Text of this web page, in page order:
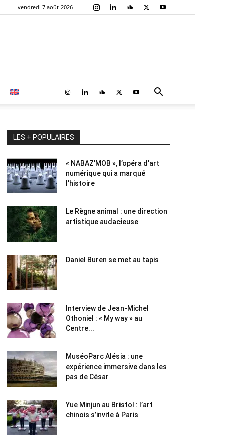
vendredi 7 août 2026
LES + POPULAIRES
« NABAZ’MOB », l’opéra d’art
numérique qui a marqué
l’histoire
Le Règne animal : une direction
artistique audacieuse
Daniel Buren se met au tapis
Interview de Jean-Michel
Othoniel : « My way » au
Centre...
MuséoParc Alésia : une
expérience immersive dans les
pas de César
Yue Minjun au Bristol : l’art
chinois s’invite à Paris